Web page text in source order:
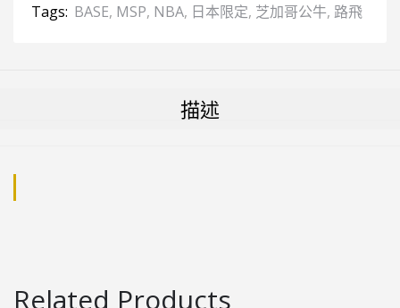
Tags: BASE, MSP, NBA, 日本限定, 芝加哥公牛, 路飛
描述
Related Products